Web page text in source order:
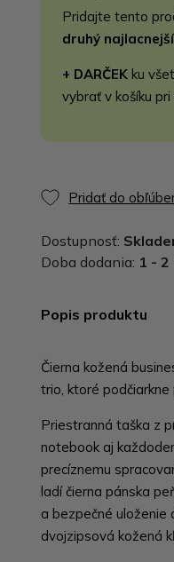
Pridajte tento
druhý
+ DARČEK ku
vybrať v košíku pri
Pridať do
Dostupnosť:
Doba dodania: 1 - 2
Popis produktu
Čierna kožená
trio, ktoré
Priestranná taška z
notebook aj
precíznemu
ladí čierna pánska
a bezpečné uloženie
dvojzipsová kožená